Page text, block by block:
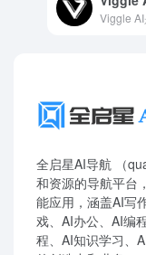
全启星AI导航 （
和资源的导航平台
能应用，涵盖AI写
戏、AI办公、AI编
程、AI知识学习、